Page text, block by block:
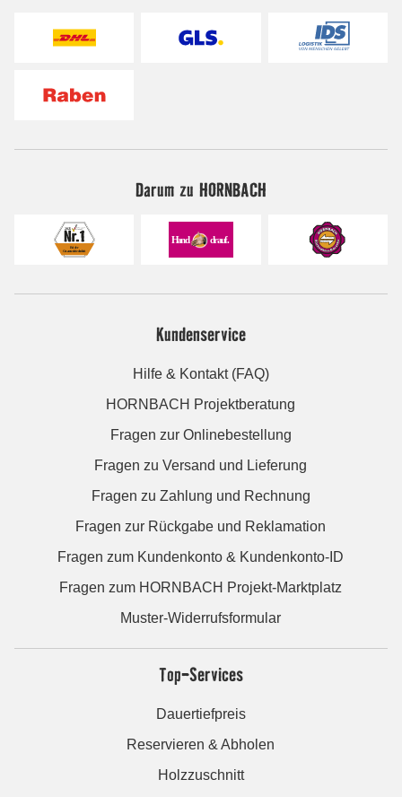
Darum zu HORNBACH
Kundenservice
Hilfe & Kontakt (FAQ)
HORNBACH Projektberatung
Fragen zur Onlinebestellung
Fragen zu Versand und Lieferung
Fragen zu Zahlung und Rechnung
Fragen zur Rückgabe und Reklamation
Fragen zum Kundenkonto & Kundenkonto-ID
Fragen zum HORNBACH Projekt-Marktplatz
Muster-Widerrufsformular
Top-Services
Dauertiefpreis
Reservieren & Abholen
Holzzuschnitt